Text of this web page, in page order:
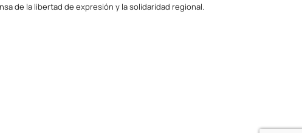
de la libertad de expresión y la solidaridad regional.